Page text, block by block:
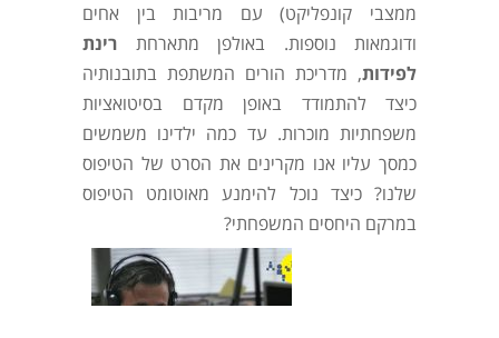
ממצבי קונפליקט) עם מריבות בין אחים
ודוגמאות נוספות. באולפן מתארחת רינת
לפידות, מדריכת הורים המשתפת בתובנותיה
כיצד להתמודד באופן מקדם בסיטואציות
משפחתיות מוכרות. עד כמה ילדינו משמשים
כמסך עליו אנו מקרינים את הסרט של הטיפוס
שלנו? כיצד נוכל להימנע מאוטומט הטיפוס
במרקם היחסים המשפחתי?